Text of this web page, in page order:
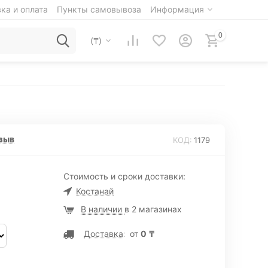
и оплата Пункты самовывоза Информация
(₸)
0
КОД: 1179
Стоимость и сроки доставки:
Костанай
В наличии в 2 магазинах
Доставка: от 0 ₸